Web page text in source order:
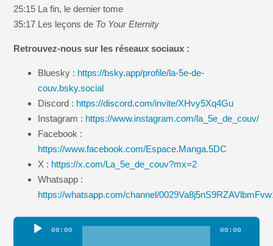
25:15 La fin, le dernier tome
35:17 Les leçons de To Your Eternity
Retrouvez-nous sur les réseaux sociaux :
Bluesky : https://bsky.app/profile/la-5e-de-
couv.bsky.social
Discord : https://discord.com/invite/XHvy5Xq4Gu
Instagram : https://www.instagram.com/la_5e_de_couv/
Facebook :
https://www.facebook.com/Espace.Manga.5DC
X : https://x.com/La_5e_de_couv?mx=2
Whatsapp :
https://whatsapp.com/channel/
Lecteur
00:00 00:00